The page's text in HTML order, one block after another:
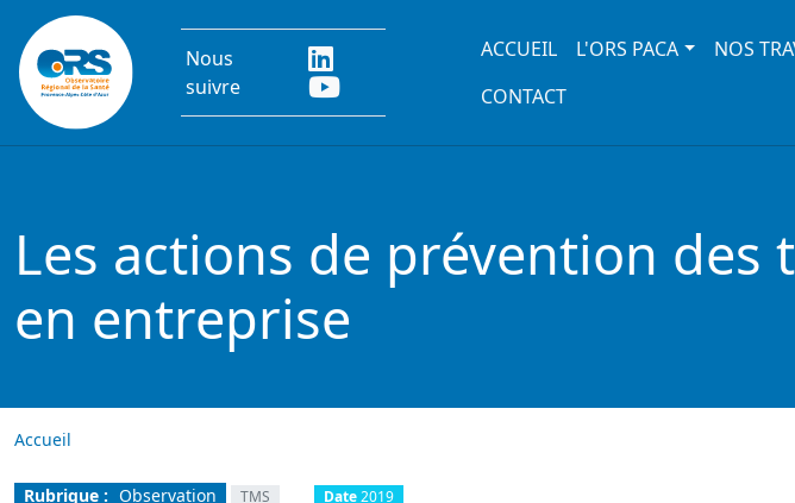
Aller au contenu principal
Nous
suivre
Main navigation
ACCUEIL L'ORS PACA NOS
CONTACT
Les actions de prévention
en entreprise
Accueil
Rubrique : Observation TMS Date2019